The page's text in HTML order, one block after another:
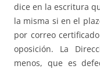
dice en la escritura
la misma si en el
por correo
oposición. La
menos, que es